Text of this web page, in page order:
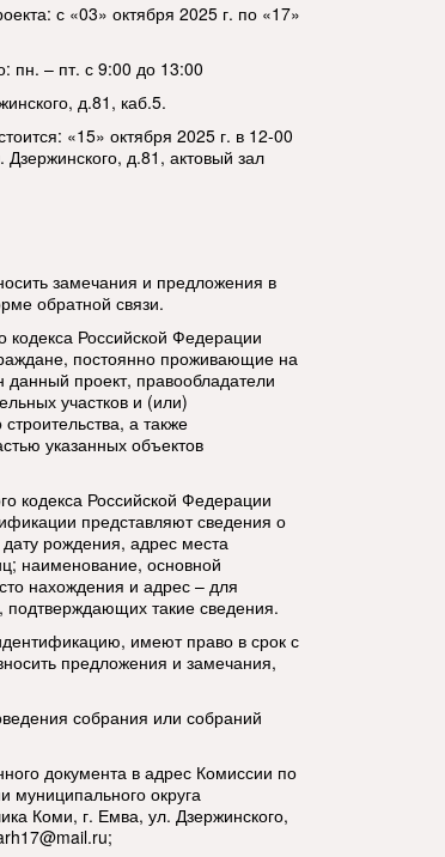
с «03» октября 2025 г. по «17»
пн. – пт. с 9:00 до 13:00
д.81, каб.5.
«15» октября 2025 г. в 12-00
д.81, актовый зал
замечания и предложения в
обратной связи.
кодекса Российской Федерации
постоянно проживающие на
данный проект, правообладатели
участков и (или)
а также
указанных объектов
кодекса Российской Федерации
представляют сведения о
рождения, адрес места
наименование, основной
нахождения и адрес – для
такие сведения.
имеют право в срок с
предложения и замечания,
собрания или собраний
документа в адрес Комиссии по
муниципального округа
Коми, г. Емва, ул. Дзержинского,